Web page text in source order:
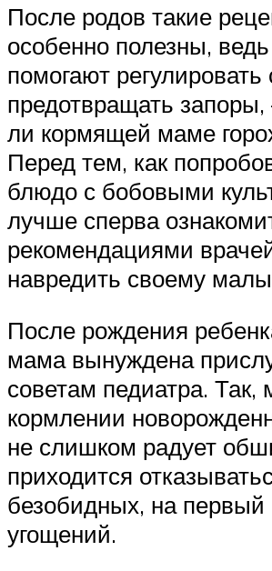
После родов такие
особенно полезны,
помогают
предотвращать
ли кормящей маме
Перед тем, как
блюдо с бобовыми
лучше сперва
рекомендациями
навредить своему
После рождения
мама вынуждена
советам педиатра. Так,
кормлении
не слишком радует
приходится
безобидных, на первый
угощений.